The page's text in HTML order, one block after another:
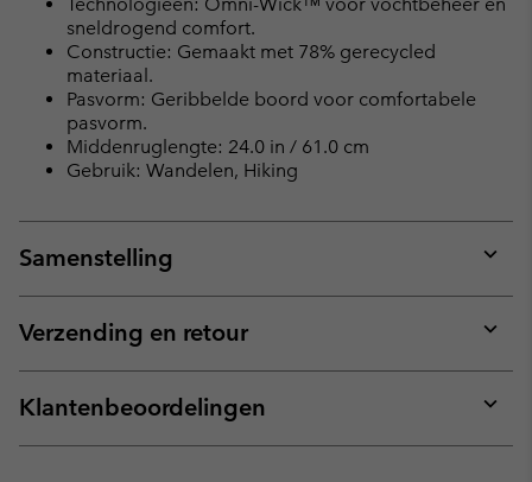
sneldrogend comfort.
Constructie: Gemaakt met 78% gerecycled
materiaal.
Pasvorm: Geribbelde boord voor comfortabele
pasvorm.
Middenruglengte: 24.0 in / 61.0 cm
Gebruik: Wandelen, Hiking
Samenstelling
or
Verzending en retour
or
Klantenbeoordelingen
or